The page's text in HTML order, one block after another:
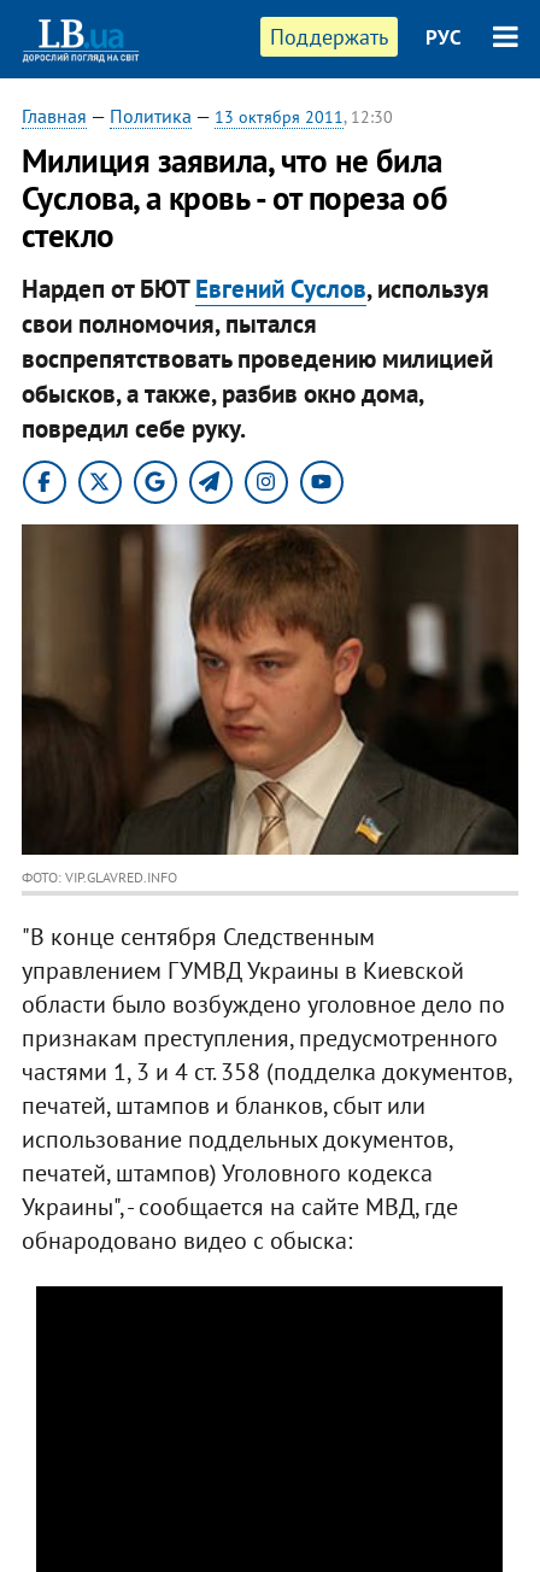
Поддержать РУС
Главная — Политика — 13 октября 2011, 12:30
Милиция заявила, что не била
Суслова, а кровь - от пореза об
стекло
Нардеп от БЮТЕвгений Суслов, используя
свои полномочия, пытался
воспрепятствовать проведению милицией
обысков, а также, разбив окно дома,
повредил себе руку.
ФОТО: VIP.GLAVRED.INFO
"В конце сентября Следственным
управлением ГУМВД Украины в Киевской
области было возбуждено уголовное дело по
признакам преступления, предусмотренного
частями 1, 3 и 4 ст. 358 (подделка документов,
печатей, штампов и бланков, сбыт или
использование поддельных документов,
печатей, штампов) Уголовного кодекса
Украины", - сообщается на сайте МВД, где
обнародовано видео с обыска: